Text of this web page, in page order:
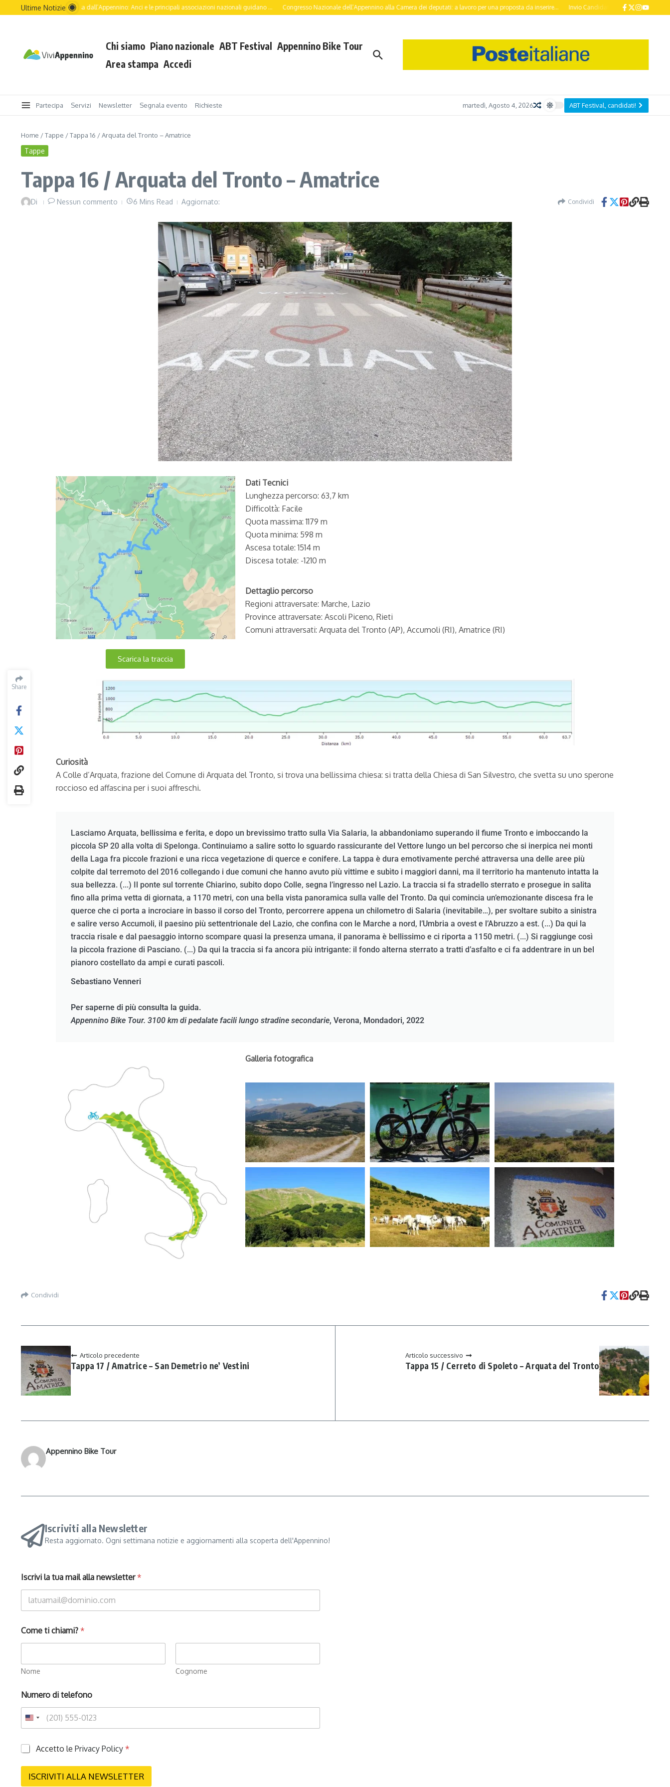
Ultime Notizie
dell’Italia passa dall’Appennino: Anci e le principali associazioni nazionali guidano ... Congresso Nazionale dell’Appennino alla Camera dei deputati: a lavoro per una proposta da inserire... Invio Candidature ABT Festival 2026 entro il
Chi siamo Piano nazionale ABT Festival Appennino Bike Tour
Area stampa Accedi
Partecipa Servizi Newsletter Segnala evento Richieste martedì, Agosto 4, 2026 ABT Festival, candidati!
Home /Tappe /Tappa 16 / Arquata del Tronto – Amatrice
Tappe
Tappa 16 / Arquata del Tronto – Amatrice
Di Nessun commento 6 Mins Read Aggiornato: Condividi
Share
Scarica la traccia
Dati Tecnici
Lunghezza percorso: 63,7 km
Difficoltà: Facile
Quota massima: 1179 m
Quota minima: 598 m
Ascesa totale: 1514 m
Discesa totale: -1210 m
Dettaglio percorso
Regioni attraversate: Marche, Lazio
Province attraversate: Ascoli Piceno, Rieti
Comuni attraversati: Arquata del Tronto (AP), Accumoli (RI), Amatrice (RI)
Curiosità
A Colle d’Arquata, frazione del Comune di Arquata del Tronto, si trova una bellissima chiesa: si tratta della Chiesa di San Silvestro, che svetta su uno sperone
roccioso ed affascina per i suoi affreschi.
Lasciamo Arquata, bellissima e ferita, e dopo un brevissimo tratto sulla Via Salaria, la abbandoniamo superando il fiume Tronto e imboccando la
piccola SP 20 alla volta di Spelonga. Continuiamo a salire sotto lo sguardo rassicurante del Vettore lungo un bel percorso che si inerpica nei monti
della Laga fra piccole frazioni e una ricca vegetazione di querce e conifere. La tappa è dura emotivamente perché attraversa una delle aree più
colpite dal terremoto del 2016 collegando i due comuni che hanno avuto più vittime e subìto i maggiori danni, ma il territorio ha mantenuto intatta la
sua bellezza. (...) Il ponte sul torrente Chiarino, subito dopo Colle, segna l’ingresso nel Lazio. La traccia si fa stradello sterrato e prosegue in salita
fino alla prima vetta di giornata, a 1170 metri, con una bella vista panoramica sulla valle del Tronto. Da qui comincia un’emozionante discesa fra le
querce che ci porta a incrociare in basso il corso del Tronto, percorrere appena un chilometro di Salaria (inevitabile…), per svoltare subito a sinistra
e salire verso Accumoli, il paesino più settentrionale del Lazio, che confina con le Marche a nord, l’Umbria a ovest e l’Abruzzo a est. (...) Da qui la
traccia risale e dal paesaggio intorno scompare quasi la presenza umana, il panorama è bellissimo e ci riporta a 1150 metri. (...) Si raggiunge così
la piccola frazione di Pasciano. (...) Da qui la traccia si fa ancora più intrigante: il fondo alterna sterrato a tratti d’asfalto e ci fa addentrare in un bel
pianoro costellato da ampi e curati pascoli.
Sebastiano Venneri
Per saperne di più consulta la guida.
Appennino Bike Tour. 3100 km di pedalate facili lungo stradine secondarie, Verona, Mondadori, 2022
Galleria fotografica
Condividi
Articolo precedente
Tappa 17 / Amatrice – San Demetrio ne’ Vestini
Articolo successivo
Tappa 15 / Cerreto di Spoleto – Arquata del Tronto
Appennino Bike Tour
Iscriviti alla Newsletter
Resta aggiornato. Ogni settimana notizie e aggiornamenti alla scoperta dell'Appennino!
Iscrivi la tua mail alla newsletter*
Come ti chiami? *
Nome Cognome
Numero di telefono
P
i
Accetto le Privacy Policy *
ISCRIVITI ALLA NEWSLETTER